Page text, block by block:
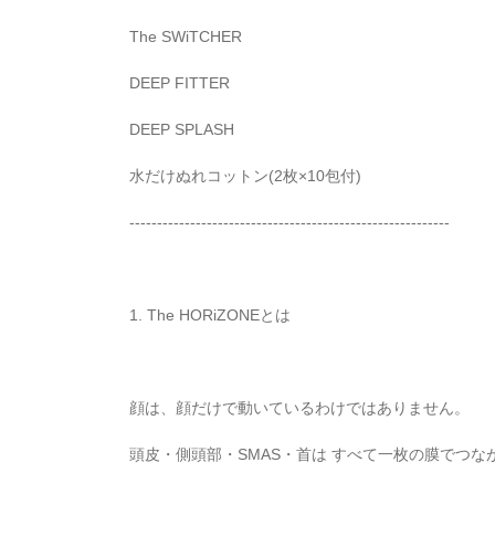
The SWiTCHER
DEEP FITTER
DEEP SPLASH
水だけぬれコットン(2枚×10包付)
----------------------------------------------------------
1. The HORiZONEとは
顔は、顔だけで動いているわけではありません。
頭皮・側頭部・SMAS・首は すべて一枚の膜でつな